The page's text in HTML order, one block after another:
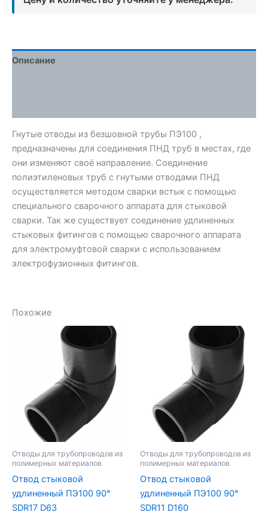
Описание
Гнутые отводы из безшовной трубы ПЭ100 ,
предназначены для соединения ПНД труб в местах, где
они изменяют своё направление. Соединение
полиэтиленовых труб с гнутыми отводами ПНД
осуществляется методом сварки встык с помощью
специального сварочного аппарата для стыковой
сварки. Так же существует соединение удлиненных
стыковых фитингов с помощью сварочного аппарата
для электромуфтовой сварки с использованием
электрофузионных фитингов.
Похожие
Отводы для трубопроводов из
полимерных материалов
Отвод стыковой
удлиненный ПЭ100 90°
SDR17 D63
Отводы для трубопроводов из
полимерных материалов
Отвод стыковой
удлиненный ПЭ100 90°
SDR11 D160